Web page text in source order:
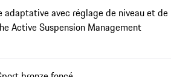
adaptative avec réglage de niveau et de
Active Suspension Management